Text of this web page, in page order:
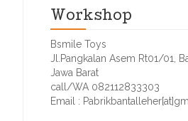
Workshop
Bsmile Toys
Jl.Pangkalan Asem Rt01/01,
Jawa Barat
call/WA 082112833303
Email :